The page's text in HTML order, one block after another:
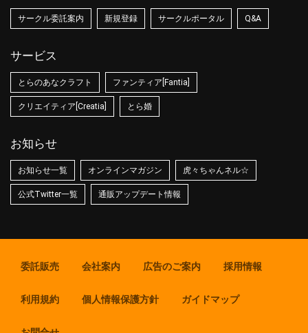
サークル委託案内 新規登録 サークルポータル Q&A
サービス
とらのあなクラフト ファンティア[Fantia]
クリエイティア[Creatia] とら婚
お知らせ
お知らせ一覧 オンラインマガジン 虎々ちゃんネル☆
公式Twitter一覧 通販アップデート情報
委託販売 会社案内 広告のご案内 採用情報
利用規約 個人情報保護方針 ガイドマップ